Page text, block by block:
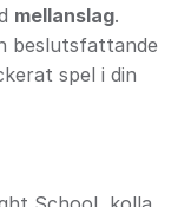
mellanslag.
beslutsfattande
spel i din